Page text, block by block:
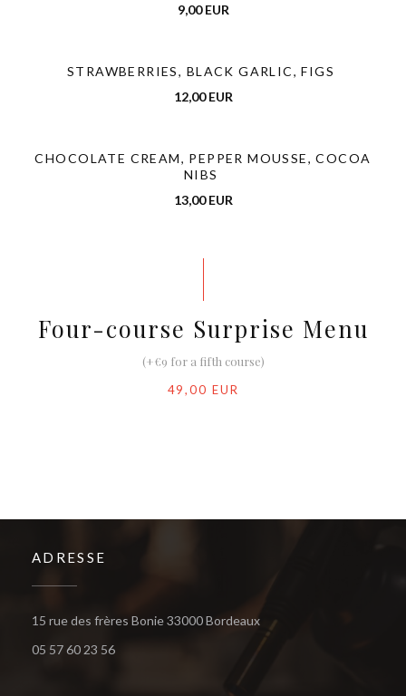
9,00 EUR
STRAWBERRIES, BLACK GARLIC, FIGS
12,00 EUR
CHOCOLATE CREAM, PEPPER MOUSSE, COCOA
NIBS
13,00 EUR
Four-course Surprise Menu
(+€9 for a fifth course)
49,00 EUR
ADRESSE
15 rue des frères Bonie 33000 Bordeaux((öffnet ein neues
05 57 60 23 56